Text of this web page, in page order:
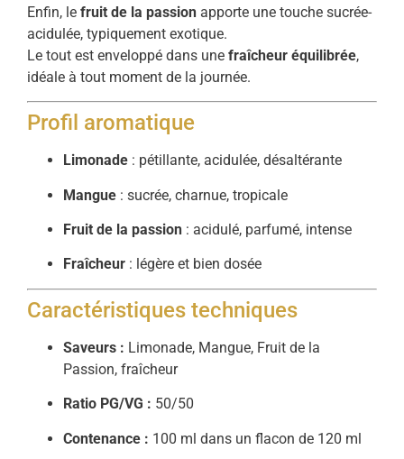
Enfin, le fruit de la passion apporte une touche sucrée-
acidulée, typiquement exotique.
Le tout est enveloppé dans une fraîcheur équilibrée,
idéale à tout moment de la journée.
Profil aromatique
Limonade : pétillante, acidulée, désaltérante
Mangue : sucrée, charnue, tropicale
Fruit de la passion : acidulé, parfumé, intense
Fraîcheur : légère et bien dosée
Caractéristiques techniques
Saveurs : Limonade, Mangue, Fruit de la
Passion, fraîcheur
Ratio PG/VG : 50/50
Contenance : 100 ml dans un flacon de 120 ml